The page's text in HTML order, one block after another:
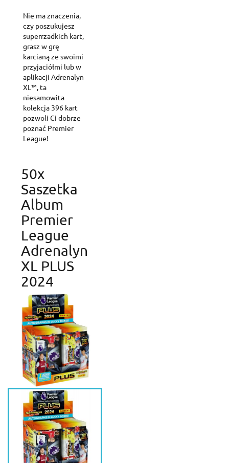
Nie ma znaczenia,
czy poszukujesz
superrzadkich kart,
grasz w grę
karcianą ze swoimi
przyjaciółmi lub w
aplikacji Adrenalyn
XL™, ta
niesamowita
kolekcja 396 kart
pozwoli Ci dobrze
poznać Premier
League!
50x
Saszetka
Album
Premier
League
Adrenalyn
XL PLUS
2024